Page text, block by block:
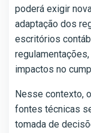
poderá exigir
adaptação dos
escritórios
impactos no
Nesse contexto,
fontes técnicas
tomada de